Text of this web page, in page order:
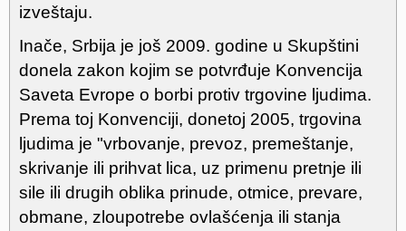
izveštaju.
Inače, Srbija je još 2009. godine u Skupštini
donela zakon kojim se potvrđuje Konvencija
Saveta Evrope o borbi protiv trgovine ljudima.
Prema toj Konvenciji, donetoj 2005, trgovina
ljudima je "vrbovanje, prevoz, premeštanje,
skrivanje ili prihvat lica, uz primenu pretnje ili
sile ili drugih oblika prinude, otmice, prevare,
obmane, zloupotrebe ovlašćenja ili stanja